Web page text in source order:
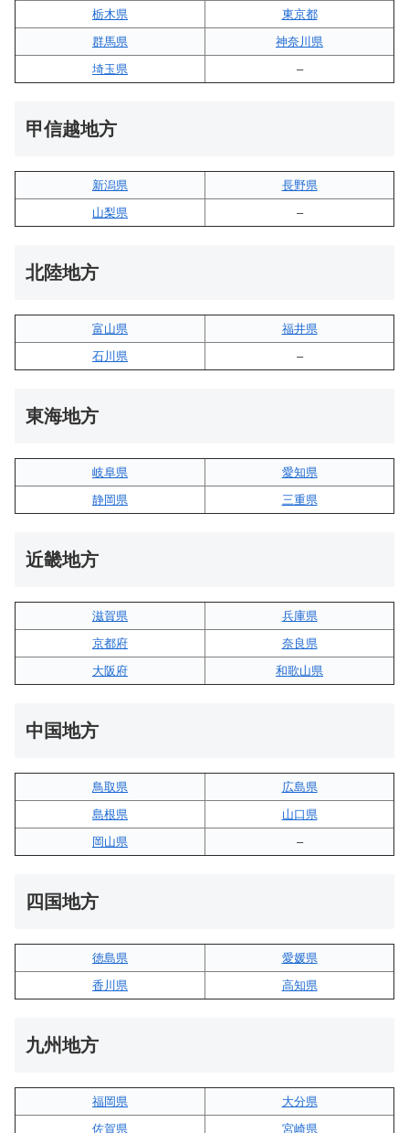
栃木県
東京都
群馬県
神奈川県
埼玉県
–
甲信越地方
新潟県
長野県
山梨県
–
北陸地方
富山県
福井県
石川県
–
東海地方
岐阜県
愛知県
静岡県
三重県
近畿地方
滋賀県
兵庫県
京都府
奈良県
大阪府
和歌山県
中国地方
鳥取県
広島県
島根県
山口県
岡山県
–
四国地方
徳島県
愛媛県
香川県
高知県
九州地方
福岡県
大分県
佐賀県
宮崎県